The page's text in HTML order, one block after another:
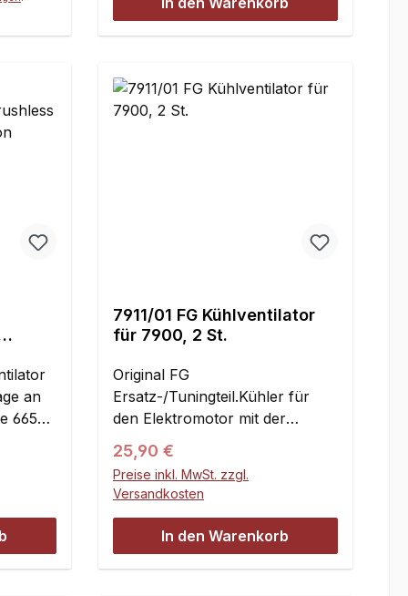
an
66516
60 x
Ein
7911/01 FG Kühlventilator
für 7900, 2 St.
Original FG
Ersatz-/Tuningteil.Kühler für
den Elektromotor mit der
Bestell-Nr.: 7900 FG
Elektromotor E-Power BL-
730KV.
Regulärer Preis:
25,90 €
Preise inkl. MwSt. zzgl.
Versandkosten
In den Warenkorb